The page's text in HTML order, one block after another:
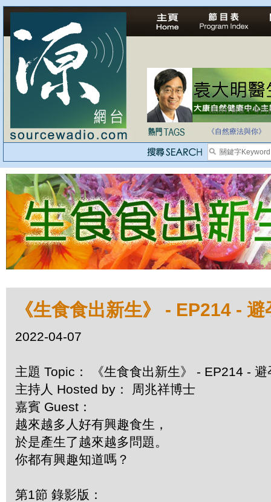
法治社會並不等同
自家教育合法化-
《自然療法與你》
《生食食出新生》 - EP214 -
2022-04-07
主題 Topic： 《生食食出新生》 - EP214 -
主持人 Hosted by： 周兆祥博士
嘉賓 Guest：
越來越多人好有興趣食生，
於是產生了越來越多問題。
你都有興趣知道嗎？
第1節 錄影版：